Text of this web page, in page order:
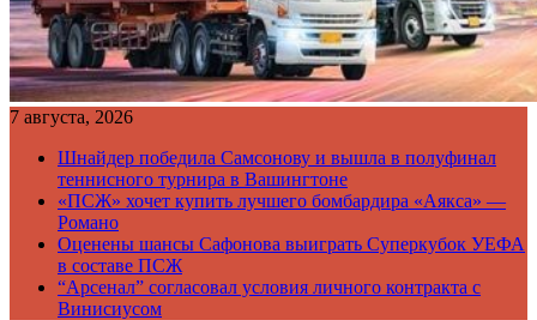
7 августа, 2026
Шнайдер победила Самсонову и вышла в полуфинал
теннисного турнира в Вашингтоне
«ПСЖ» хочет купить лучшего бомбардира «Аякса» —
Романо
Оценены шансы Сафонова выиграть Суперкубок УЕФА
в составе ПСЖ
“Арсенал” согласовал условия личного контракта с
Винисиусом